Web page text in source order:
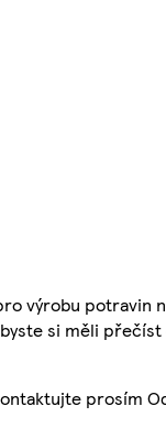
výrobu potravin
si měli
prosím